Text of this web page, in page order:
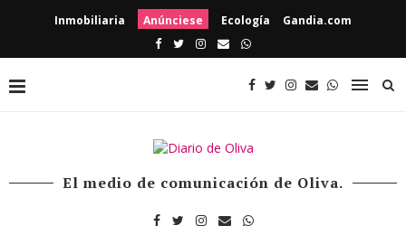
Inmobiliaria Anúnciese Ecología Gandia.com
El medio de comunicación de Oliva.